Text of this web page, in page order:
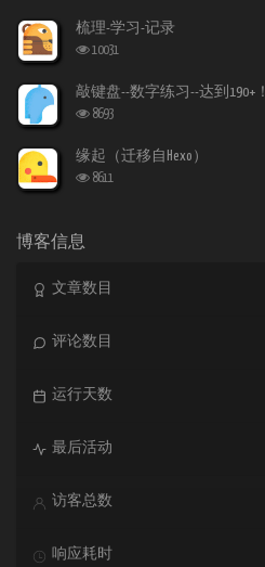
次
数:
梳理-学习-记录
浏
次
数:
10031
敲键盘--数字练习--达到190+！
浏
次
数:
8693
缘起（迁移自Hexo）
浏
8611
博客信息
文章数目
评论数目
运行天数
最后活动
访客总数
响应耗时